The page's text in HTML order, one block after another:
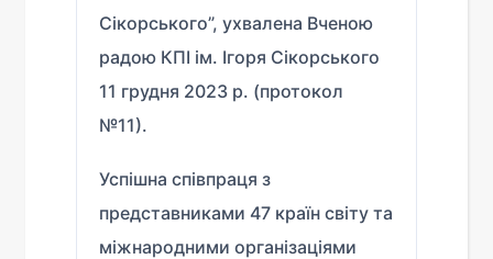
Сікорського”, ухвалена Вченою
радою КПІ ім. Ігоря Сікорського
11 грудня 2023 р. (протокол
№11).
Успішна співпраця з
представниками 47 країн світу та
міжнародними організаціями